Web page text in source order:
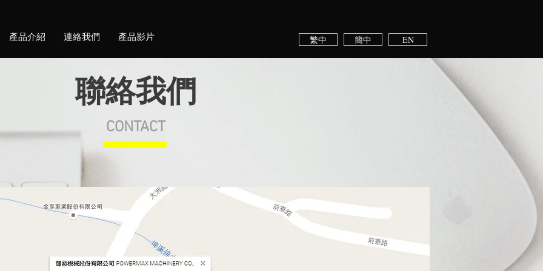
繁中 簡中 EN
產品介紹 連絡我們 產品影片
聯絡我們
CONTACT